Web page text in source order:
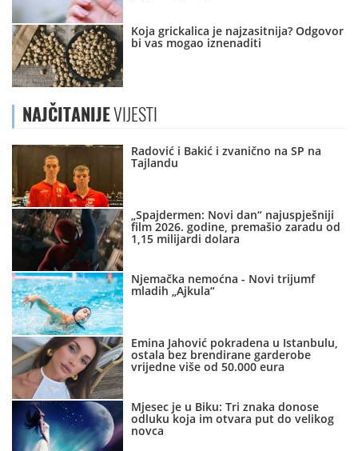
Koja grickalica je najzasitnija? Odgovor
bi vas mogao iznenaditi
NAJČITANIJEVIJESTI
Radović i Bakić i zvanično na SP na
Tajlandu
„Spajdermen: Novi dan“ najuspješniji
film 2026. godine, premašio zaradu od
1,15 milijardi dolara
Njemačka nemoćna - Novi trijumf
mladih „Ajkula“
Emina Jahović pokradena u Istanbulu,
ostala bez brendirane garderobe
vrijedne više od 50.000 eura
Mjesec je u Biku: Tri znaka donose
odluku koja im otvara put do velikog
novca